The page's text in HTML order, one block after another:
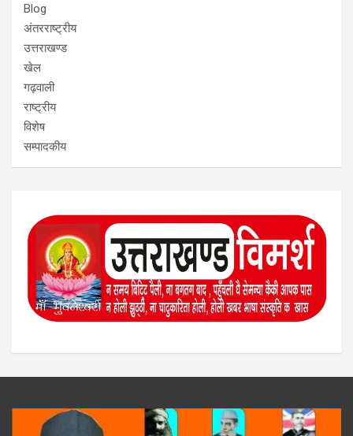
Blog
अंतरराष्ट्रीय
उत्तराखण्ड
खेल
गढ़वाली
राष्ट्रीय
विशेष
सम्पादकीय